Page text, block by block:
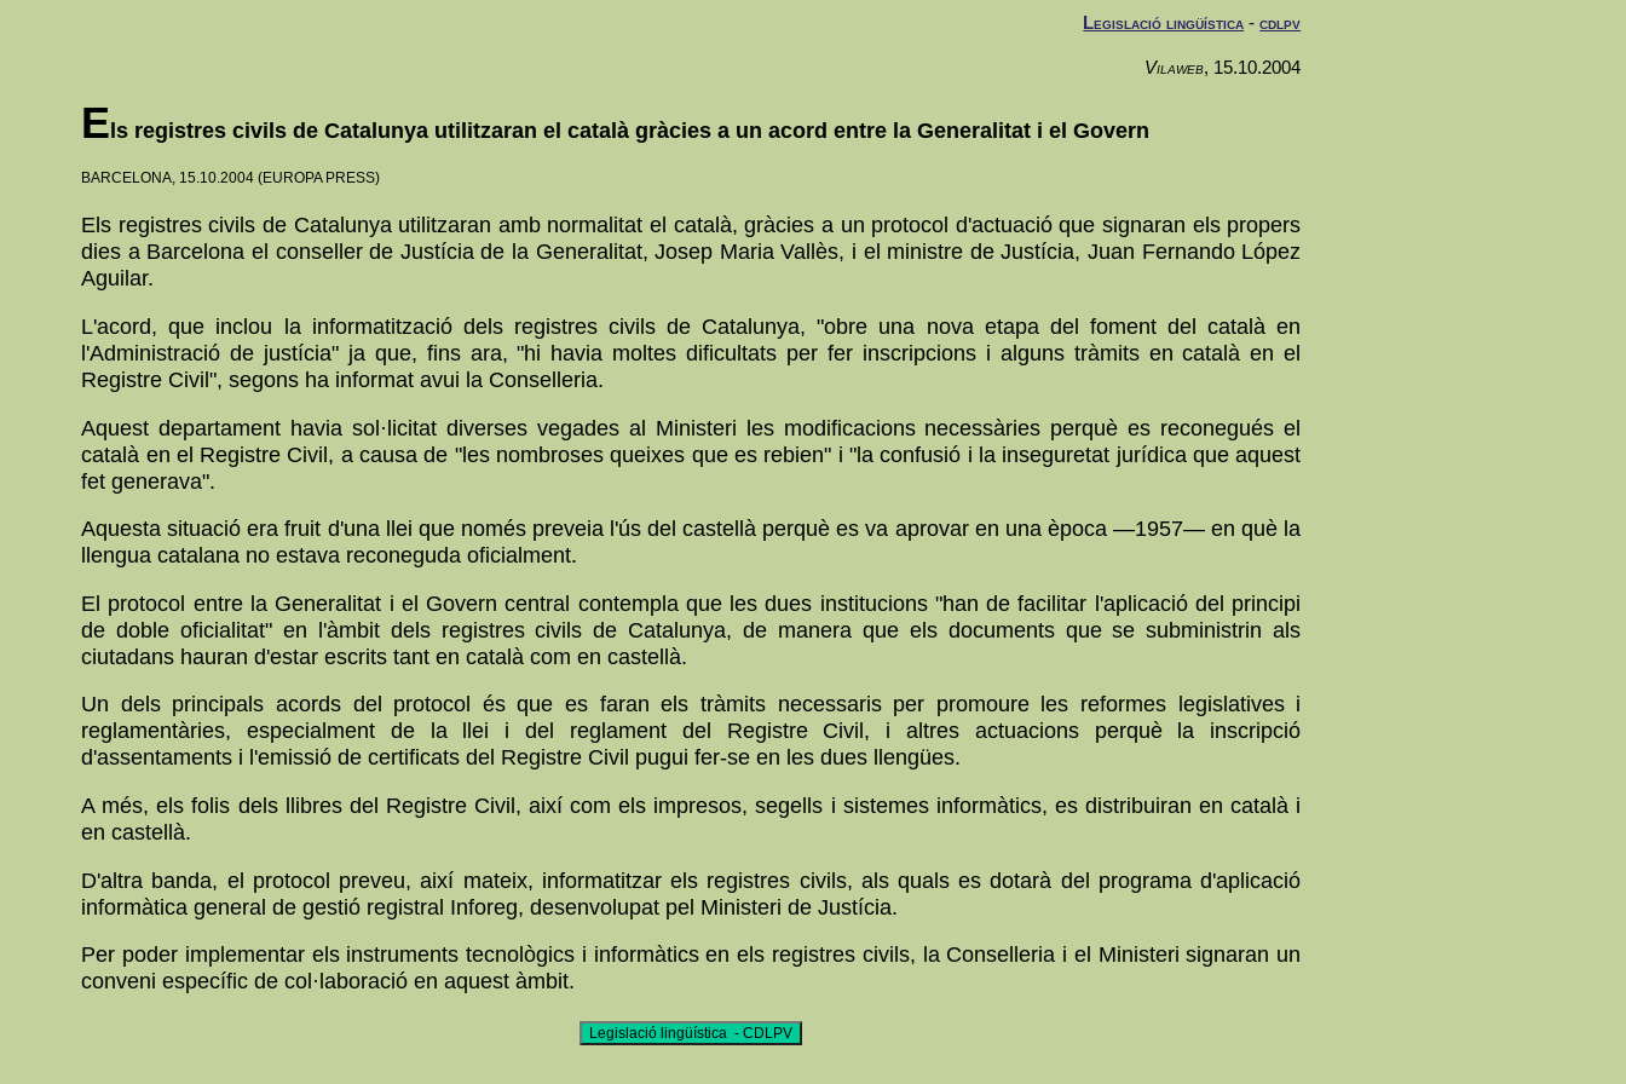
Legislació lingüística -cdlpv
Vilaweb, 15.10.2004
Els registres civils de Catalunya utilitzaran el català gràcies a un acord entre la Generalitat i el Govern
BARCELONA, 15.10.2004 (EUROPA PRESS)
Els registres civils de Catalunya utilitzaran amb normalitat el català, gràcies a un protocol d'actuació que signaran els propers
dies a Barcelona el conseller de Justícia de la Generalitat, Josep Maria Vallès, i el ministre de Justícia, Juan Fernando López
Aguilar.
L'acord, que inclou la informatització dels registres civils de Catalunya, "obre una nova etapa del foment del català en
l'Administració de justícia" ja que, fins ara, "hi havia moltes dificultats per fer inscripcions i alguns tràmits en català en el
Registre Civil", segons ha informat avui la Conselleria.
Aquest departament havia sol·licitat diverses vegades al Ministeri les modificacions necessàries perquè es reconegués el
català en el Registre Civil, a causa de "les nombroses queixes que es rebien" i "la confusió i la inseguretat jurídica que aquest
fet generava".
Aquesta situació era fruit d'una llei que només preveia l'ús del castellà perquè es va aprovar en una època —1957— en què la
llengua catalana no estava reconeguda oficialment.
El protocol entre la Generalitat i el Govern central contempla que les dues institucions "han de facilitar l'aplicació del principi
de doble oficialitat" en l'àmbit dels registres civils de Catalunya, de manera que els documents que se subministrin als
ciutadans hauran d'estar escrits tant en català com en castellà.
Un dels principals acords del protocol és que es faran els tràmits necessaris per promoure les reformes legislatives i
reglamentàries, especialment de la llei i del reglament del Registre Civil, i altres actuacions perquè la inscripció
d'assentaments i l'emissió de certificats del Registre Civil pugui fer-se en les dues llengües.
A més, els folis dels llibres del Registre Civil, així com els impresos, segells i sistemes informàtics, es distribuiran en català i
en castellà.
D'altra banda, el protocol preveu, així mateix, informatitzar els registres civils, als quals es dotarà del programa d'aplicació
informàtica general de gestió registral Inforeg, desenvolupat pel Ministeri de Justícia.
Per poder implementar els instruments tecnològics i informàtics en els registres civils, la Conselleria i el Ministeri signaran un
conveni específic de col·laboració en aquest àmbit.